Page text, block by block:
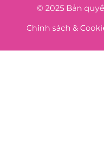
© 2025 Bản
Chính sách &